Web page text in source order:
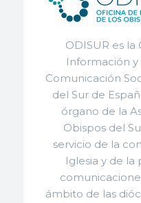
ODISUR es la
Información y
Comunicación
del Sur de
órgano de la
Obispos del
servicio de la
Iglesia y de la
ámbito de las